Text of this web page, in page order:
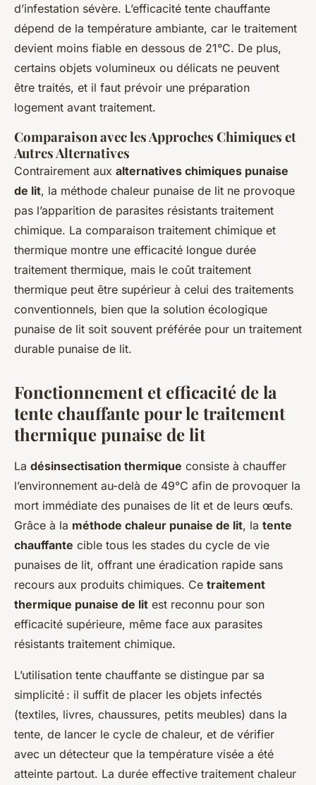
d’infestation sévère. L’efficacité tente chauffante
dépend de la température ambiante, car le traitement
devient moins fiable en dessous de 21°C. De plus,
certains objets volumineux ou délicats ne peuvent
être traités, et il faut prévoir une préparation
logement avant traitement.
Comparaison avec les Approches Chimiques et
Autres Alternatives
Contrairement aux alternatives chimiques punaise
de lit, la méthode chaleur punaise de lit ne provoque
pas l’apparition de parasites résistants traitement
chimique. La comparaison traitement chimique et
thermique montre une efficacité longue durée
traitement thermique, mais le coût traitement
thermique peut être supérieur à celui des traitements
conventionnels, bien que la solution écologique
punaise de lit soit souvent préférée pour un traitement
durable punaise de lit.
Fonctionnement et efficacité de la
tente chauffante pour le traitement
thermique punaise de lit
La désinsectisation thermique consiste à chauffer
l’environnement au-delà de 49°C afin de provoquer la
mort immédiate des punaises de lit et de leurs œufs.
Grâce à la méthode chaleur punaise de lit, la tente
chauffante cible tous les stades du cycle de vie
punaises de lit, offrant une éradication rapide sans
recours aux produits chimiques. Ce traitement
thermique punaise de lit est reconnu pour son
efficacité supérieure, même face aux parasites
résistants traitement chimique.
L’utilisation tente chauffante se distingue par sa
simplicité : il suffit de placer les objets infectés
(textiles, livres, chaussures, petits meubles) dans la
tente, de lancer le cycle de chaleur, et de vérifier
avec un détecteur que la température visée a été
atteinte partout. La durée effective traitement chaleur